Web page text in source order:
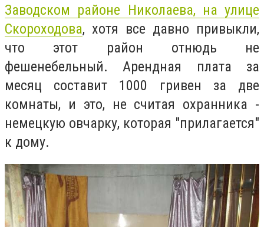
Заводском районе Николаева, на улице
Скороходова, хотя все давно привыкли,
что этот район отнюдь не
фешенебельный. Арендная плата за
месяц составит 1000 гривен за две
комнаты, и это, не считая охранника -
немецкую овчарку, которая "прилагается"
к дому.